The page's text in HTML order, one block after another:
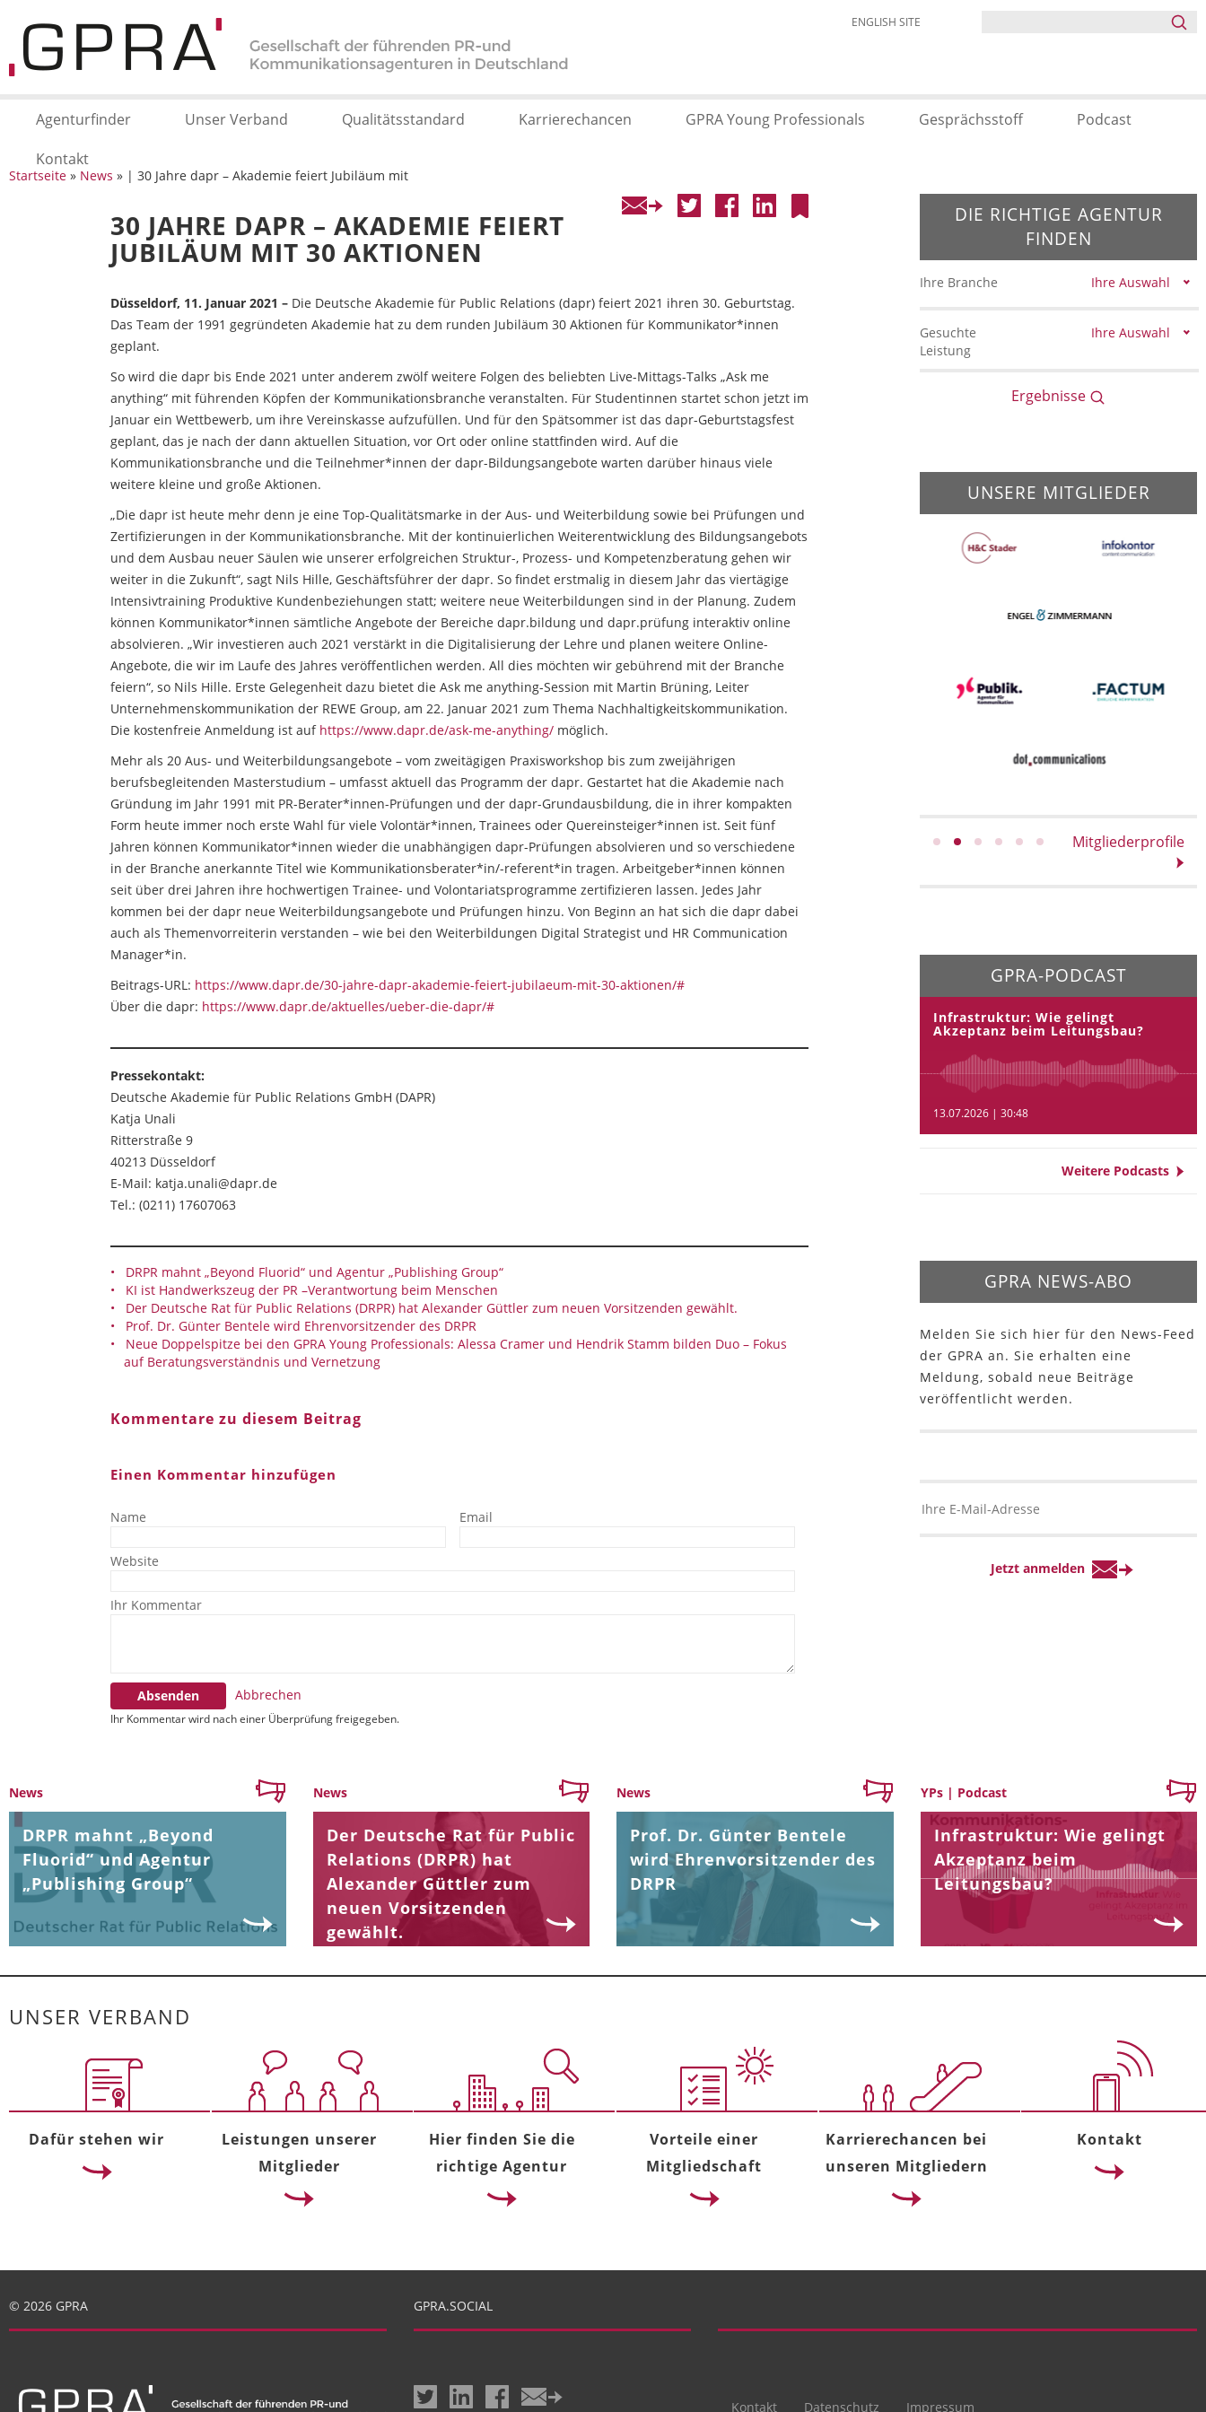
ENGLISH SITE
Agenturfinder Unser Verband Qualitätsstandard Karrierechancen GPRA Young Professionals Gesprächsstoff
Podcast
Kontakt
Startseite » News » | 30 Jahre dapr – Akademie feiert Jubiläum mit
30 JAHRE DAPR – AKADEMIE FEIERT
JUBILÄUM MIT 30 AKTIONEN
Düsseldorf, 11. Januar 2021 –Die Deutsche Akademie für Public Relations (dapr) feiert 2021 ihren 30. Geburtstag.
Das Team der 1991 gegründeten Akademie hat zu dem runden Jubiläum 30 Aktionen für Kommunikator*innen
geplant.
So wird die dapr bis Ende 2021 unter anderem zwölf weitere Folgen des beliebten Live-Mittags-Talks „Ask me
anything“ mit führenden Köpfen der Kommunikationsbranche veranstalten. Für Studentinnen startet schon jetzt im
Januar ein Wettbewerb, um ihre Vereinskasse aufzufüllen. Und für den Spätsommer ist das dapr-Geburtstagsfest
geplant, das je nach der dann aktuellen Situation, vor Ort oder online stattfinden wird. Auf die
Kommunikationsbranche und die Teilnehmer*innen der dapr-Bildungsangebote warten darüber hinaus viele
weitere kleine und große Aktionen.
„Die dapr ist heute mehr denn je eine Top-Qualitätsmarke in der Aus- und Weiterbildung sowie bei Prüfungen und
Zertifizierungen in der Kommunikationsbranche. Mit der kontinuierlichen Weiterentwicklung des Bildungsangebots
und dem Ausbau neuer Säulen wie unserer erfolgreichen Struktur-, Prozess- und Kompetenzberatung gehen wir
weiter in die Zukunft“, sagt Nils Hille, Geschäftsführer der dapr. So findet erstmalig in diesem Jahr das viertägige
Intensivtraining Produktive Kundenbeziehungen statt; weitere neue Weiterbildungen sind in der Planung. Zudem
können Kommunikator*innen sämtliche Angebote der Bereiche dapr.bildung und dapr.prüfung interaktiv online
absolvieren. „Wir investieren auch 2021 verstärkt in die Digitalisierung der Lehre und planen weitere Online-
Angebote, die wir im Laufe des Jahres veröffentlichen werden. All dies möchten wir gebührend mit der Branche
feiern“, so Nils Hille. Erste Gelegenheit dazu bietet die Ask me anything-Session mit Martin Brüning, Leiter
Unternehmenskommunikation der REWE Group, am 22. Januar 2021 zum Thema Nachhaltigkeitskommunikation.
Die kostenfreie Anmeldung ist auf https://www.dapr.de/ask-me-anything/möglich.
Mehr als 20 Aus- und Weiterbildungsangebote – vom zweitägigen Praxisworkshop bis zum zweijährigen
berufsbegleitenden Masterstudium – umfasst aktuell das Programm der dapr. Gestartet hat die Akademie nach
Gründung im Jahr 1991 mit PR-Berater*innen-Prüfungen und der dapr-Grundausbildung, die in ihrer kompakten
Form heute immer noch erste Wahl für viele Volontär*innen, Trainees oder Quereinsteiger*innen ist. Seit fünf
Jahren können Kommunikator*innen wieder die unabhängigen dapr-Prüfungen absolvieren und so verschiedene
in der Branche anerkannte Titel wie Kommunikationsberater*in/-referent*in tragen. Arbeitgeber*innen können
seit über drei Jahren ihre hochwertigen Trainee- und Volontariatsprogramme zertifizieren lassen. Jedes Jahr
kommen bei der dapr neue Weiterbildungsangebote und Prüfungen hinzu. Von Beginn an hat sich die dapr dabei
auch als Themenvorreiterin verstanden – wie bei den Weiterbildungen Digital Strategist und HR Communication
Manager*in.
Beitrags-URL: https://www.dapr.de/30-jahre-dapr-akademie-feiert-jubilaeum-mit-30-aktionen/#
Über die dapr: https://www.dapr.de/aktuelles/ueber-die-dapr/#
Pressekontakt:
Deutsche Akademie für Public Relations GmbH (DAPR)
Katja Unali
Ritterstraße 9
40213 Düsseldorf
E-Mail: katja.unali@dapr.de
Tel.: (0211) 17607063
DRPR mahnt „Beyond Fluorid“ und Agentur „Publishing Group“
KI ist Handwerkszeug der PR –Verantwortung beim Menschen
Der Deutsche Rat für Public Relations (DRPR) hat Alexander Güttler zum neuen Vorsitzenden gewählt.
Prof. Dr. Günter Bentele wird Ehrenvorsitzender des DRPR
Neue Doppelspitze bei den GPRA Young Professionals: Alessa Cramer und Hendrik Stamm bilden Duo – Fokus
auf Beratungsverständnis und Vernetzung
Kommentare zu diesem Beitrag
Einen Kommentar hinzufügen
Name Email
Website
Ihr Kommentar
Absenden Abbrechen
Ihr Kommentar wird nach einer Überprüfung freigegeben.
DIE RICHTIGE AGENTUR
FINDEN
Ihre Branche Ihre Auswahl
Gesuchte
Leistung
Ihre Auswahl
Ergebnisse
UNSERE MITGLIEDER
Mitgliederprofile
GPRA-PODCAST
Infrastruktur: Wie gelingt
Akzeptanz beim Leitungsbau?
13.07.2026 | 30:48
Weitere Podcasts
GPRA NEWS-ABO
Melden Sie sich hier für den News-Feed
der GPRA an. Sie erhalten eine
Meldung, sobald neue Beiträge
veröffentlicht werden.
News
DRPR mahnt „Beyond
Fluorid“ und Agentur
„Publishing Group“
News
Der Deutsche Rat für Public
Relations (DRPR) hat
Alexander Güttler zum
neuen Vorsitzenden
gewählt.
News
Prof. Dr. Günter Bentele
wird Ehrenvorsitzender des
DRPR
YPs | Podcast
Infrastruktur: Wie gelingt
Akzeptanz beim
Leitungsbau?
UNSER VERBAND
Dafür stehen wir
Leistungen unserer
Mitglieder
Hier finden Sie die
richtige Agentur
Vorteile einer
Mitgliedschaft
Karrierechancen bei
unseren Mitgliedern
Kontakt
© 2026 GPRA GPRA.SOCIAL
Kontakt Datenschutz Impressum